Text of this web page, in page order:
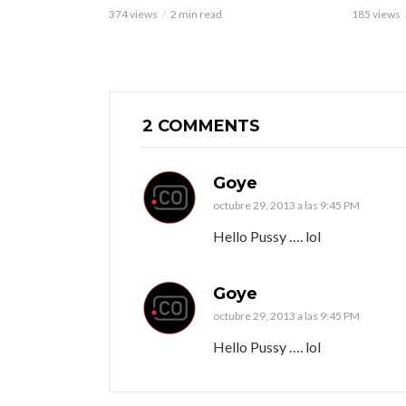
374 views 2 min read 185 views
2 COMMENTS
Goye
octubre 29, 2013 a las 9:45 PM
Hello Pussy …. lol
Goye
octubre 29, 2013 a las 9:45 PM
Hello Pussy …. lol